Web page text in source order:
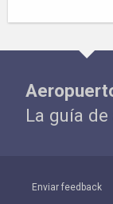
La guía
Enviar feedback